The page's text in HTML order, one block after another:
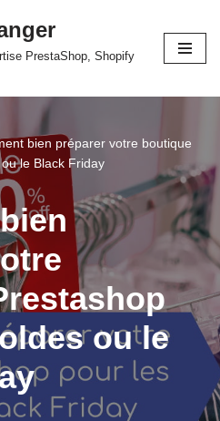
PrestaShop, Shopify
bien préparer votre boutique
le Black Friday
ou le